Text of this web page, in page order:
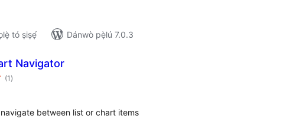
tó ṣiṣẹ́
Dánwò pẹ̀lú 7.0.3
Navigator
(1 àpapọ̀
àwọn
)
between list or chart items